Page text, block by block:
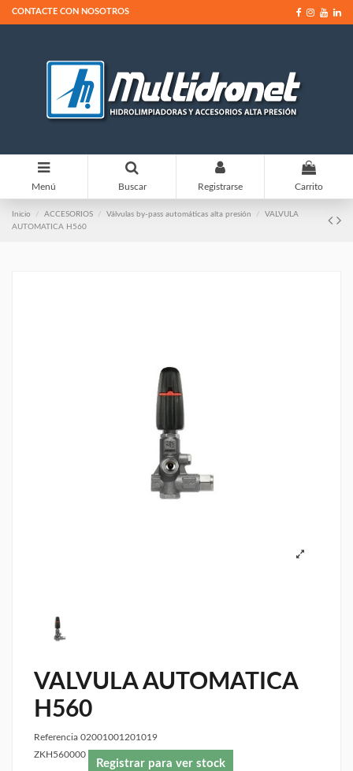
CONTACTE CON NOSOTROS
Menú Buscar Registrarse
0
Carrito
Inicio ACCESORIOS Válvulas by-pass automáticas alta presión
VALVULA
AUTOMATICA H560
VALVULA AUTOMATICA
H560
Referencia 02001001201019
ZKH560000
Registrar para ver stock